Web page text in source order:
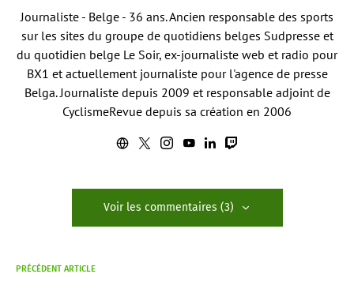
Journaliste - Belge - 36 ans. Ancien responsable des sports
sur les sites du groupe de quotidiens belges Sudpresse et
du quotidien belge Le Soir, ex-journaliste web et radio pour
BX1 et actuellement journaliste pour l'agence de presse
Belga. Journaliste depuis 2009 et responsable adjoint de
CyclismeRevue depuis sa création en 2006
Voir les commentaires (3)
PRÉCÉDENT ARTICLE